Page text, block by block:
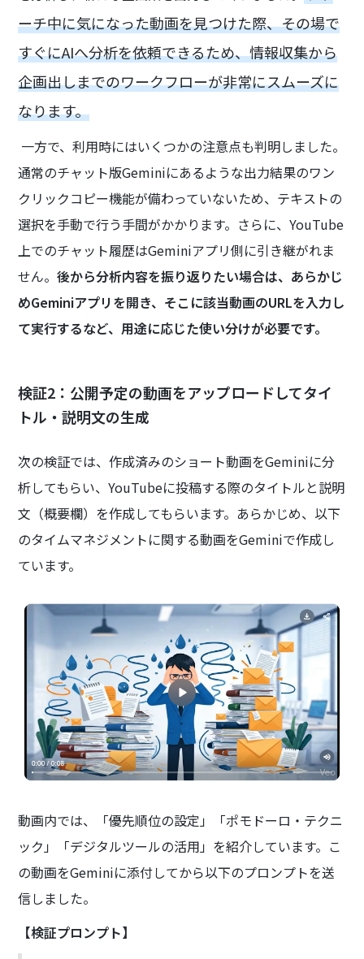
ーチ中に気になった動画を見つけた際、その場で
すぐにAIへ分析を依頼できるため、情報収集から
企画出しまでのワークフローが非常にスムーズに
なります。
一方で、利用時にはいくつかの注意点も判明しました。
通常のチャット版Geminiにあるような出力結果のワン
クリックコピー機能が備わっていないため、テキストの
選択を手動で行う手間がかかります。さらに、YouTube
上でのチャット履歴はGeminiアプリ側に引き継がれま
せん。後から分析内容を振り返りたい場合は、あらかじ
めGeminiアプリを開き、そこに該当動画のURLを入力し
て実行するなど、用途に応じた使い分けが必要です。
検証2：公開予定の動画をアップロードしてタイ
トル・説明文の生成
次の検証では、作成済みのショート動画をGeminiに分
析してもらい、YouTubeに投稿する際のタイトルと説明
文（概要欄）を作成してもらいます。あらかじめ、以下
のタイムマネジメントに関する動画をGeminiで作成し
ています。
動画内では、「優先順位の設定」「ポモドーロ・テクニ
ック」「デジタルツールの活用」を紹介しています。こ
の動画をGeminiに添付してから以下のプロンプトを送
信しました。
【検証プロンプト】